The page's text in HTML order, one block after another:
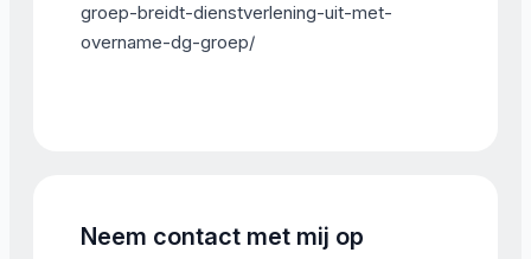
groep-breidt-dienstverlening-uit-met-
overname-dg-groep/
Neem contact met mij op